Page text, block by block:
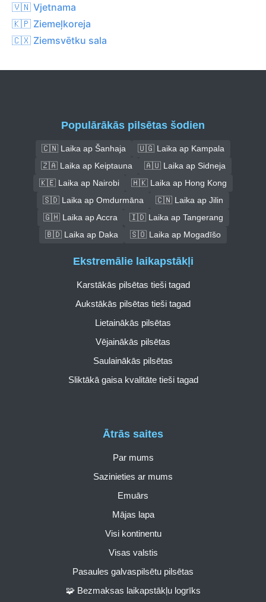
🇻🇳 Vjetnama
🇰🇵 Ziemeļkoreja
🇨🇽 Ziemsvētku sala
Populārākās pilsētas šodien
🇨🇳 Laika ap Šanhaja
🇺🇬 Laika ap Kampala
🇿🇦 Laika ap Keiptauna
🇦🇺 Laika ap Sidneja
🇰🇪 Laika ap Nairobi
🇭🇰 Laika ap Hong Kong
🇸🇩 Laika ap Omdurmāna
🇨🇳 Laika ap Jilin
🇬🇭 Laika ap Accra
🇮🇩 Laika ap Tangerang
🇧🇩 Laika ap Daka
🇸🇴 Laika ap Mogadīšo
Ātrās saites
Par mums
Sazinieties ar mums
Emuārs
Mājas lapa
Visi kontinentu
Visas valstis
Pasaules galvaspilsētu pilsētas
🧩 Bezmaksas laikapstākļu logrīks
Ekstremālie laikapstākļi
Karstākās pilsētas tieši tagad
Aukstākās pilsētas tieši tagad
Lietainākās pilsētas
Vējainākās pilsētas
Saulainākās pilsētas
Sliktākā gaisa kvalitāte tieši tagad